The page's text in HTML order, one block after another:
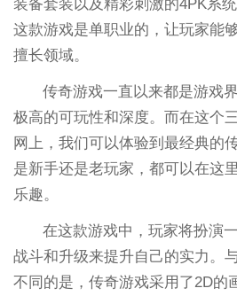
装备套装以及精彩刺激的4PK系
这款游戏是单职业的，让玩家能
擅长领域。
传奇游戏一直以来都是游戏
极高的可玩性和深度。而在这个
网上，我们可以体验到最经典的
是新手还是老玩家，都可以在这
乐趣。
在这款游戏中，玩家将扮演
战斗和升级来提升自己的实力。
不同的是，传奇游戏采用了2D的